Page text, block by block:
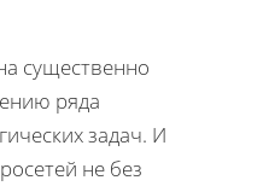
существенно
ряда
задач. И
не без